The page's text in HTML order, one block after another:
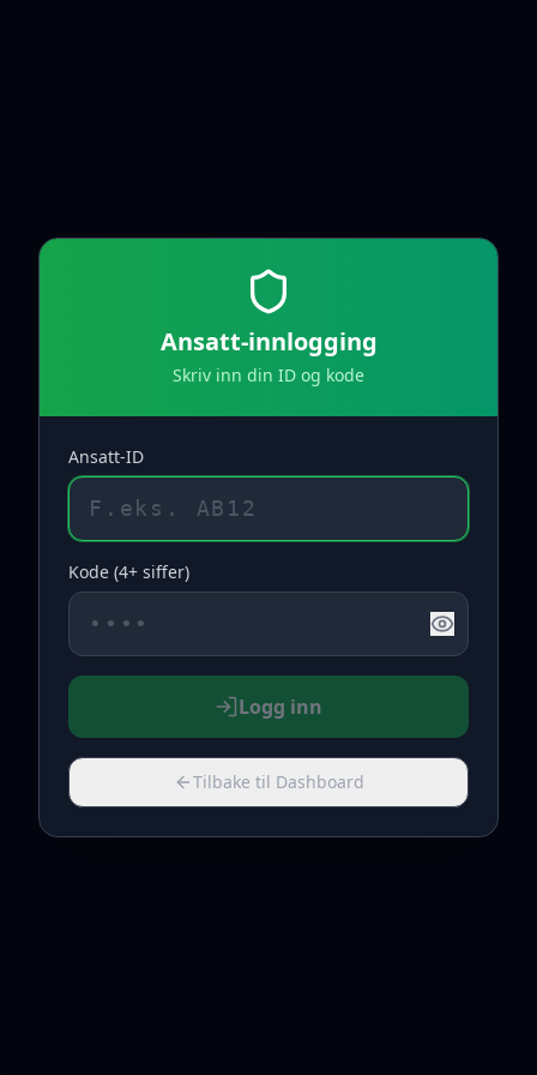
Ansatt-innlogging
Skriv inn din ID og kode
Ansatt-ID
Kode (4+ siffer)
Logg inn
Tilbake til Dashboard